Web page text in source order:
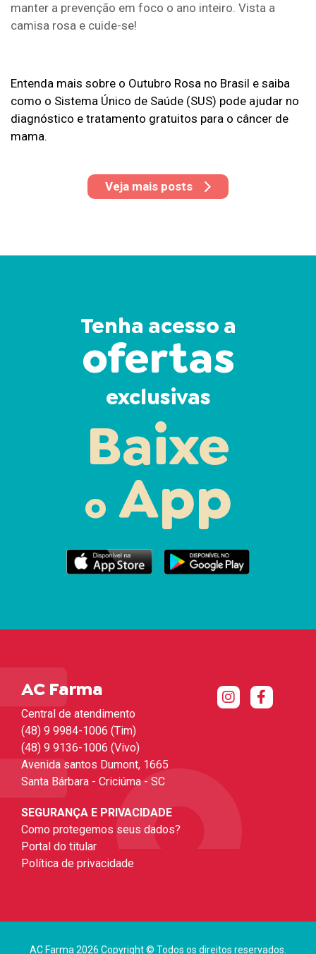
manter a prevenção em foco o ano inteiro. Vista a
camisa rosa e cuide-se!
Entenda mais sobre o Outubro Rosa no Brasil e saiba
como o Sistema Único de Saúde (SUS) pode ajudar no
diagnóstico e tratamento gratuitos para o câncer de
mama.
Veja mais posts
Tenha acesso a
ofertas
exclusivas
Baixe
o App
AC Farma
Central de atendimento
(48) 9 9984-1006 (Tim)
(48) 9 9136-1006 (Vivo)
Avenida santos Dumont, 1665
Santa Bárbara - Criciúma - SC
SEGURANÇA E PRIVACIDADE
Como protegemos seus dados?
Portal do titular
Política de privacidade
AC Farma 2026 Copyright © Todos os direitos reservados.